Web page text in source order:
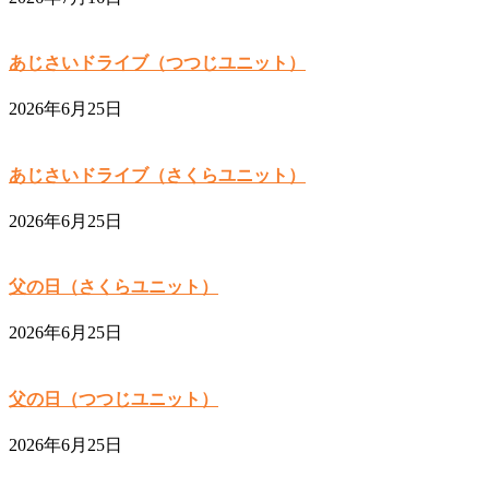
あじさいドライブ（つつじユニット）
2026年6月25日
あじさいドライブ（さくらユニット）
2026年6月25日
父の日（さくらユニット）
2026年6月25日
父の日（つつじユニット）
2026年6月25日